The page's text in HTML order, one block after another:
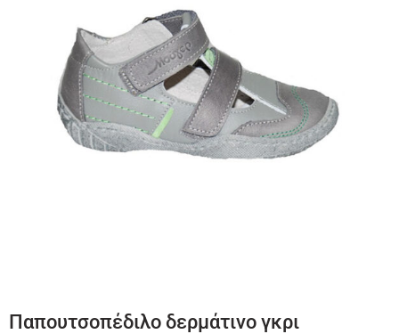
Παπουτσοπέδιλο δερμάτινο γκρι